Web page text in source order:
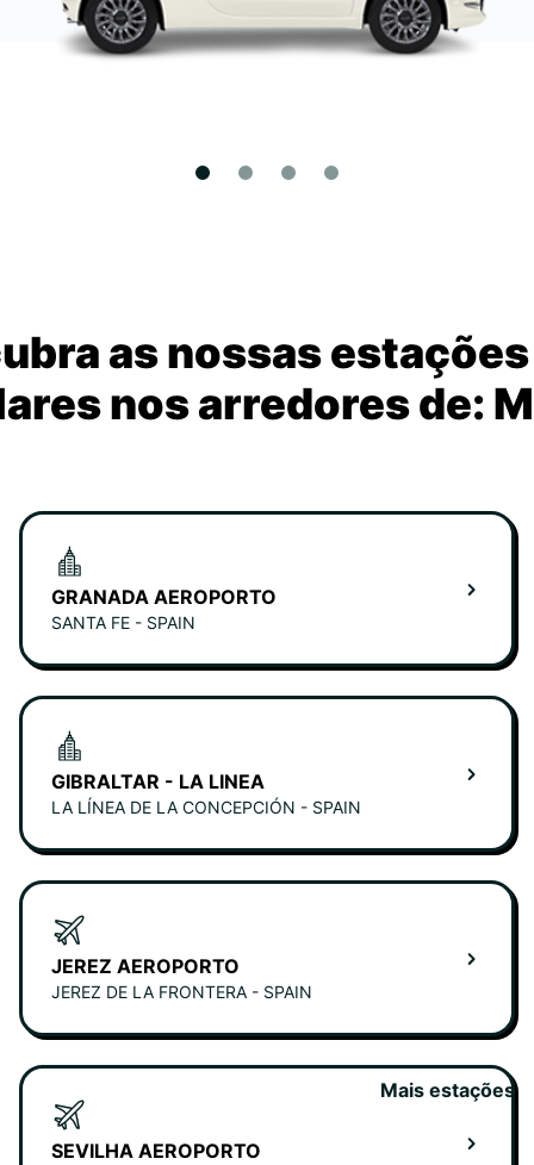
as nossas
nos arredores de:
GRANADA AEROPORTO
SANTA FE - SPAIN
GIBRALTAR - LA LINEA
LA LÍNEA DE LA CONCEPCIÓN - SPAIN
JEREZ AEROPORTO
JEREZ DE LA FRONTERA - SPAIN
SEVILHA AEROPORTO
Mais estações